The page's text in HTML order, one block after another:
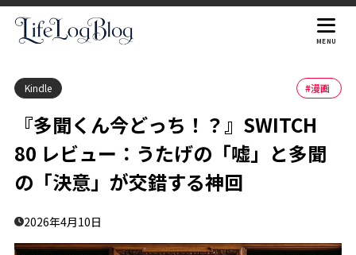
MENU
Kindle #漫画
『多聞くん今どっち！？』SWITCH
80 レビュー：うたげの「嘘」と多聞
の「決意」が交錯する神回
2026年4月10日
目次
1 本のあらすじ
2 書評・感想レビュー
2.1 推しへの愛ゆえの「残酷な嘘」に胸が締め付けられる
3 まとめ
4 書籍概要